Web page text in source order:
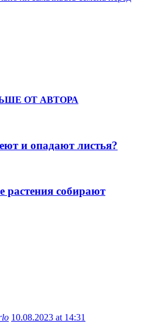
ОТ АВТОРА
и опадают листья?
растения собирают
10.08.2023 at 14:31